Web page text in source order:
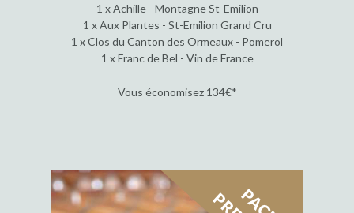
1 x Achille - Montagne St-Emilion
1 x Aux Plantes - St-Emilion Grand Cru
1 x Clos du Canton des Ormeaux - Pomerol
1 x Franc de Bel - Vin de France
Vous économisez 134€*